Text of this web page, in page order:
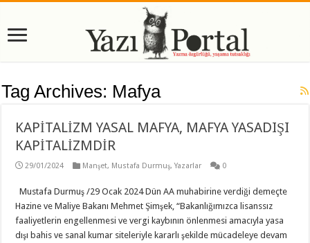
Tag Archives: Mafya
KAPİTALİZM YASAL MAFYA, MAFYA YASADIŞI
KAPİTALİZMDİR
29/01/2024 Manşet, Mustafa Durmuş,Yazarlar 0
Mustafa Durmuş /29 Ocak 2024 Dün AA muhabirine verdiği demeçte
Hazine ve Maliye Bakanı Mehmet Şimşek, “Bakanlığımızca lisanssız
faaliyetlerin engellenmesi ve vergi kaybının önlenmesi amacıyla yasa
dışı bahis ve sanal kumar siteleriyle kararlı şekilde mücadeleye devam